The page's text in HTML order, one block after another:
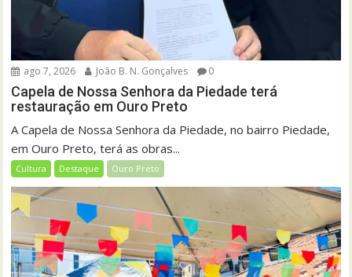
ago 7, 2026 João B. N. Gonçalves 0
Capela de Nossa Senhora da Piedade terá
restauração em Ouro Preto
A Capela de Nossa Senhora da Piedade, no bairro Piedade,
em Ouro Preto, terá as obras...
Cultura Destaque Ouro Preto